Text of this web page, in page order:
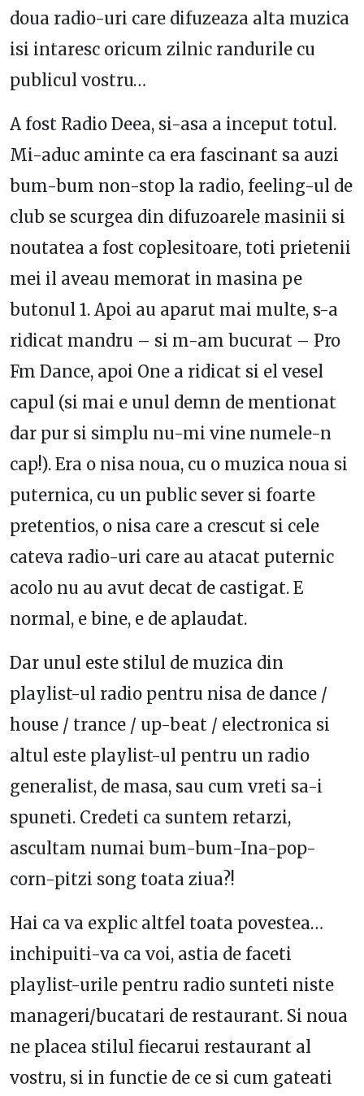
doua radio-uri care difuzeaza alta muzica
isi intaresc oricum zilnic randurile cu
publicul vostru…
A fost Radio Deea, si-asa a inceput totul.
Mi-aduc aminte ca era fascinant sa auzi
bum-bum non-stop la radio, feeling-ul de
club se scurgea din difuzoarele masinii si
noutatea a fost coplesitoare, toti prietenii
mei il aveau memorat in masina pe
butonul 1. Apoi au aparut mai multe, s-a
ridicat mandru – si m-am bucurat – Pro
Fm Dance, apoi One a ridicat si el vesel
capul (si mai e unul demn de mentionat
dar pur si simplu nu-mi vine numele-n
cap!). Era o nisa noua, cu o muzica noua si
puternica, cu un public sever si foarte
pretentios, o nisa care a crescut si cele
cateva radio-uri care au atacat puternic
acolo nu au avut decat de castigat. E
normal, e bine, e de aplaudat.
Dar unul este stilul de muzica din
playlist-ul radio pentru nisa de dance /
house / trance / up-beat / electronica si
altul este playlist-ul pentru un radio
generalist, de masa, sau cum vreti sa-i
spuneti. Credeti ca suntem retarzi,
ascultam numai bum-bum-Ina-pop-
corn-pitzi song toata ziua?!
Hai ca va explic altfel toata povestea…
inchipuiti-va ca voi, astia de faceti
playlist-urile pentru radio sunteti niste
manageri/bucatari de restaurant. Si noua
ne placea stilul fiecarui restaurant al
vostru, si in functie de ce si cum gateati